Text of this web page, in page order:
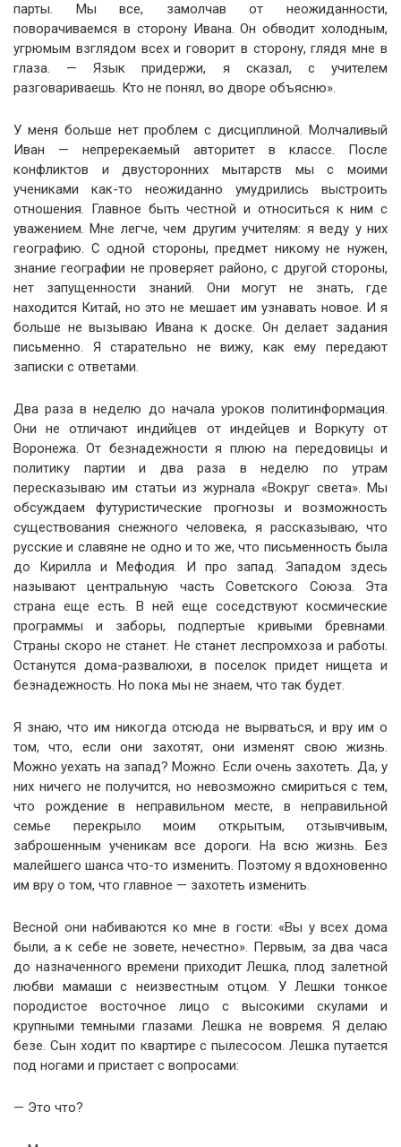
парты. Мы все, замолчав от неожиданности,
поворачиваемся в сторону Ивана. Он обводит холодным,
угрюмым взглядом всех и говорит в сторону, глядя мне в
глаза. — Язык придержи, я сказал, с учителем
разговариваешь. Кто не понял, во дворе объясню».
У меня больше нет проблем с дисциплиной. Молчаливый
Иван — непререкаемый авторитет в классе. После
конфликтов и двусторонних мытарств мы с моими
учениками как-то неожиданно умудрились выстроить
отношения. Главное быть честной и относиться к ним с
уважением. Мне легче, чем другим учителям: я веду у них
географию. С одной стороны, предмет никому не нужен,
знание географии не проверяет районо, с другой стороны,
нет запущенности знаний. Они могут не знать, где
находится Китай, но это не мешает им узнавать новое. И я
больше не вызываю Ивана к доске. Он делает задания
письменно. Я старательно не вижу, как ему передают
записки с ответами.
Два раза в неделю до начала уроков политинформация.
Они не отличают индийцев от индейцев и Воркуту от
Воронежа. От безнадежности я плюю на передовицы и
политику партии и два раза в неделю по утрам
пересказываю им статьи из журнала «Вокруг света». Мы
обсуждаем футуристические прогнозы и возможность
существования снежного человека, я рассказываю, что
русские и славяне не одно и то же, что письменность была
до Кирилла и Мефодия. И про запад. Западом здесь
называют центральную часть Советского Союза. Эта
страна еще есть. В ней еще соседствуют космические
программы и заборы, подпертые кривыми бревнами.
Страны скоро не станет. Не станет леспромхоза и работы.
Останутся дома-развалюхи, в поселок придет нищета и
безнадежность. Но пока мы не знаем, что так будет.
Я знаю, что им никогда отсюда не вырваться, и вру им о
том, что, если они захотят, они изменят свою жизнь.
Можно уехать на запад? Можно. Если очень захотеть. Да, у
них ничего не получится, но невозможно смириться с тем,
что рождение в неправильном месте, в неправильной
семье перекрыло моим открытым, отзывчивым,
заброшенным ученикам все дороги. На всю жизнь. Без
малейшего шанса что-то изменить. Поэтому я вдохновенно
им вру о том, что главное — захотеть изменить.
Весной они набиваются ко мне в гости: «Вы у всех дома
были, а к себе не зовете, нечестно». Первым, за два часа
до назначенного времени приходит Лешка, плод залетной
любви мамаши с неизвестным отцом. У Лешки тонкое
породистое восточное лицо с высокими скулами и
крупными темными глазами. Лешка не вовремя. Я делаю
безе. Сын ходит по квартире с пылесосом. Лешка путается
под ногами и пристает с вопросами:
— Это что?